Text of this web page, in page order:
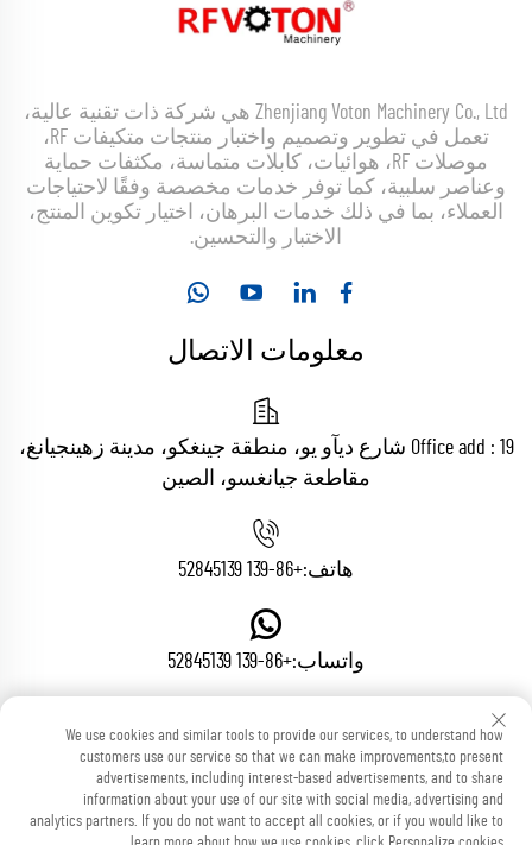
Zhenjiang Voton Machinery Co., Ltd هي شركة ذات تقنية عالية،
تعمل في تطوير وتصميم واختبار منتجات متكيفات RF،
موصلات RF، هوائيات، كابلات متماسة، مكثفات حماية
وعناصر سلبية، كما توفر خدمات مخصصة وفقًا لاحتياجات
العملاء، بما في ذلك خدمات البرهان، اختيار تكوين المنتج،
الاختبار والتحسين.
معلومات الاتصال
Office add : 19 شارع ديآو يو، منطقة جينغكو، مدينة زهينجيانغ،
مقاطعة جيانغسو، الصين
هاتف:+86-139 52845139
واتساب:+86-139 52845139
البريد الإلكتروني:[email protected]
We use cookies and similar tools to provide our services, to understand how
customers use our service so that we can make improvements,to present
advertisements, including interest-based advertisements, and to share
information about your use of our site with social media, advertising and
analytics partners. If you do not want to accept all cookies, or if you would like to